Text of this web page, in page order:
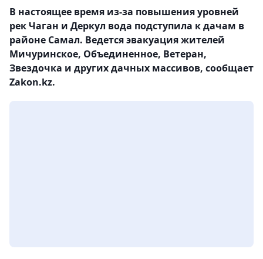
В настоящее время из-за повышения уровней
рек Чаган и Деркул вода подступила к дачам в
районе Самал. Ведется эвакуация жителей
Мичуринское, Объединенное, Ветеран,
Звездочка и других дачных массивов, сообщает
Zakon.kz.